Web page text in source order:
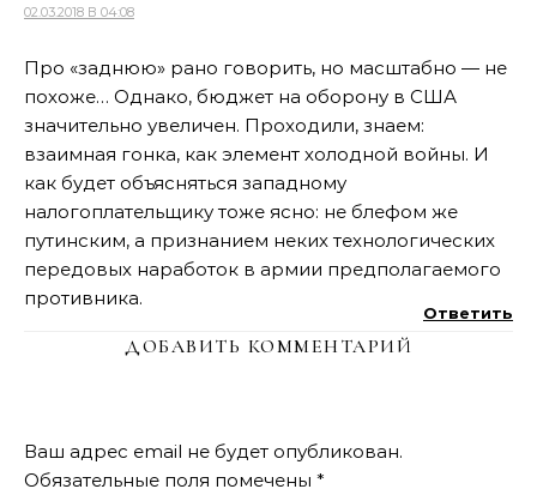
02.03.2018 В 04:08
Про «заднюю» рано говорить, но масштабно — не
похоже… Однако, бюджет на оборону в США
значительно увеличен. Проходили, знаем:
взаимная гонка, как элемент холодной войны. И
как будет объясняться западному
налогоплательщику тоже ясно: не блефом же
путинским, а признанием неких технологических
передовых наработок в армии предполагаемого
противника.
Ответить
ДОБАВИТЬ КОММЕНТАРИЙ
Ваш адрес email не будет опубликован.
Обязательные поля помечены *